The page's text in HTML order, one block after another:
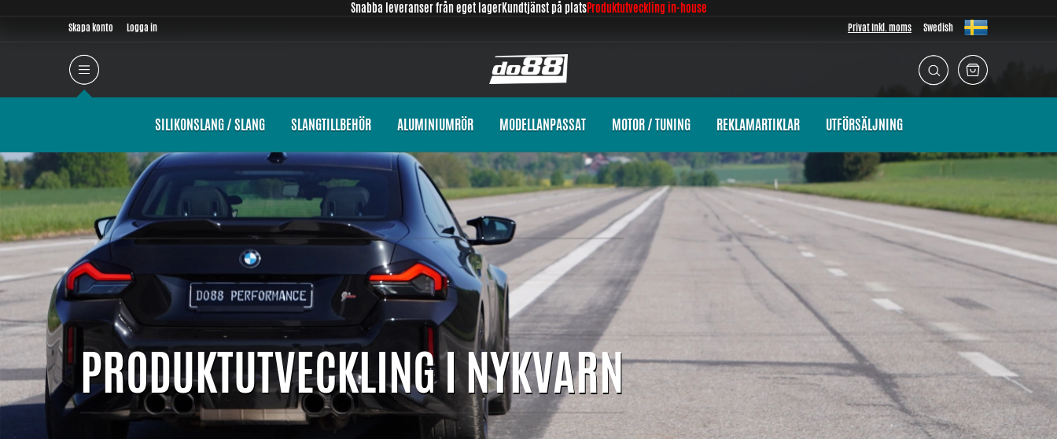
Snabba leveranser från eget lagerKundtjänst på platsProduktutveckling in-house
Skapa konto Logga in Privat Inkl. moms Swedish
SILIKONSLANG / SLANG SLANGTILLBEHÖR ALUMINIUMRÖR MODELLANPASSAT MOTOR / TUNING REKLAMARTIKLAR UTFÖRSÄLJNING
PRODUKTUTVECKLING I NYKVARN